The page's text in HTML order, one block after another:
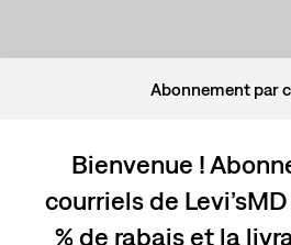
Abonnement par
Bienvenue !
courriels de
% de rabais et la